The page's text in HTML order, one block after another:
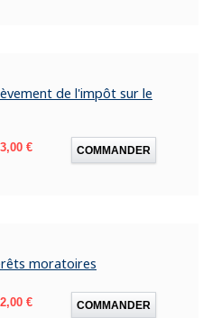
de l'impôt sur le
Prix
3,00 € COMMANDER
moratoires
Prix
2,00 € COMMANDER